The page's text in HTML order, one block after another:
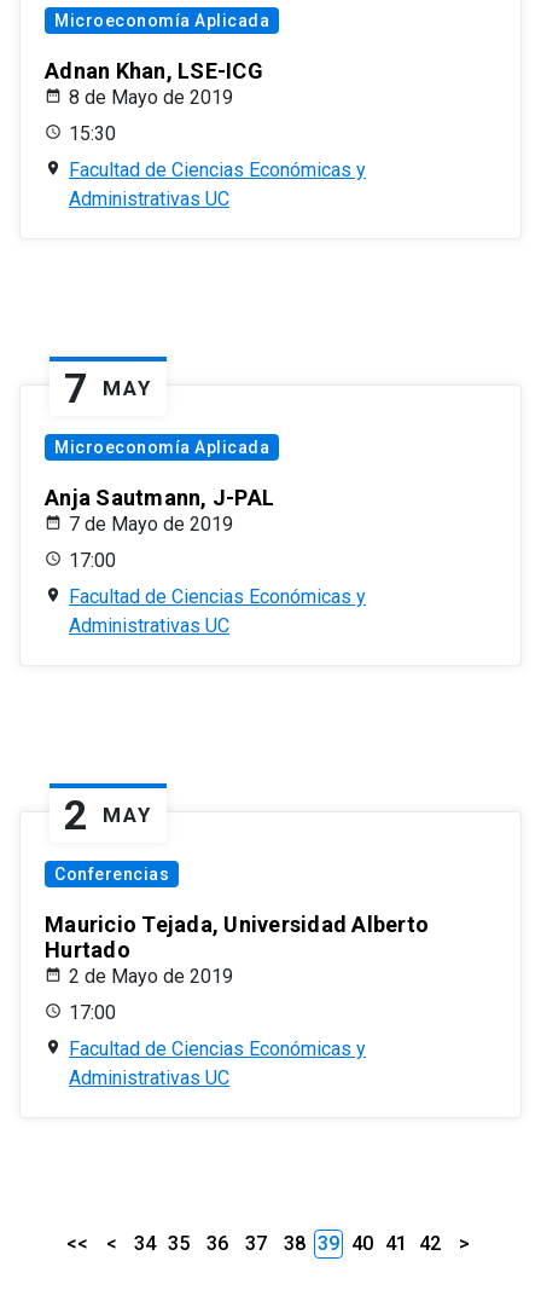
Microeconomía Aplicada
Adnan Khan, LSE-ICG
8 de Mayo de 2019
15:30
Facultad de Ciencias Económicas y
Administrativas UC
7 MAY
Microeconomía Aplicada
Anja Sautmann, J-PAL
7 de Mayo de 2019
17:00
Facultad de Ciencias Económicas y
Administrativas UC
2 MAY
Conferencias
Mauricio Tejada, Universidad Alberto
Hurtado
2 de Mayo de 2019
17:00
Facultad de Ciencias Económicas y
Administrativas UC
<< < 34 35 36 37 38 39 40 41 42 >